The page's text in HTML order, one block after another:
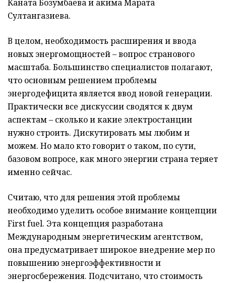
Каната Бозумбаева и акима Марата
Султангазиева.
В целом, необходимость расширения и ввода
новых энергомощностей – вопрос странового
масштаба. Большинство специалистов полагают,
что основным решением проблемы
энергодефицита является ввод новой генерации.
Практически все дискуссии сводятся к двум
аспектам – сколько и какие электростанции
нужно строить. Дискутировать мы любим и
можем. Но мало кто говорит о таком, по сути,
базовом вопросе, как много энергии страна теряет
именно сейчас.
Считаю, что для решения этой проблемы
необходимо уделить особое внимание концепции
First fuel. Эта концепция разработана
Международным энергетическим агентством,
она предусматривает широкое внедрение мер по
повышению энергоэффективности и
энергосбережения. Подсчитано, что стоимость